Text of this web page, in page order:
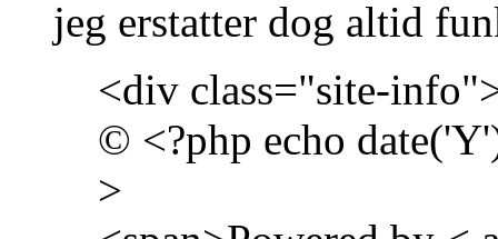
jeg erstatter dog altid
<div class="site-
© <?php echo
>